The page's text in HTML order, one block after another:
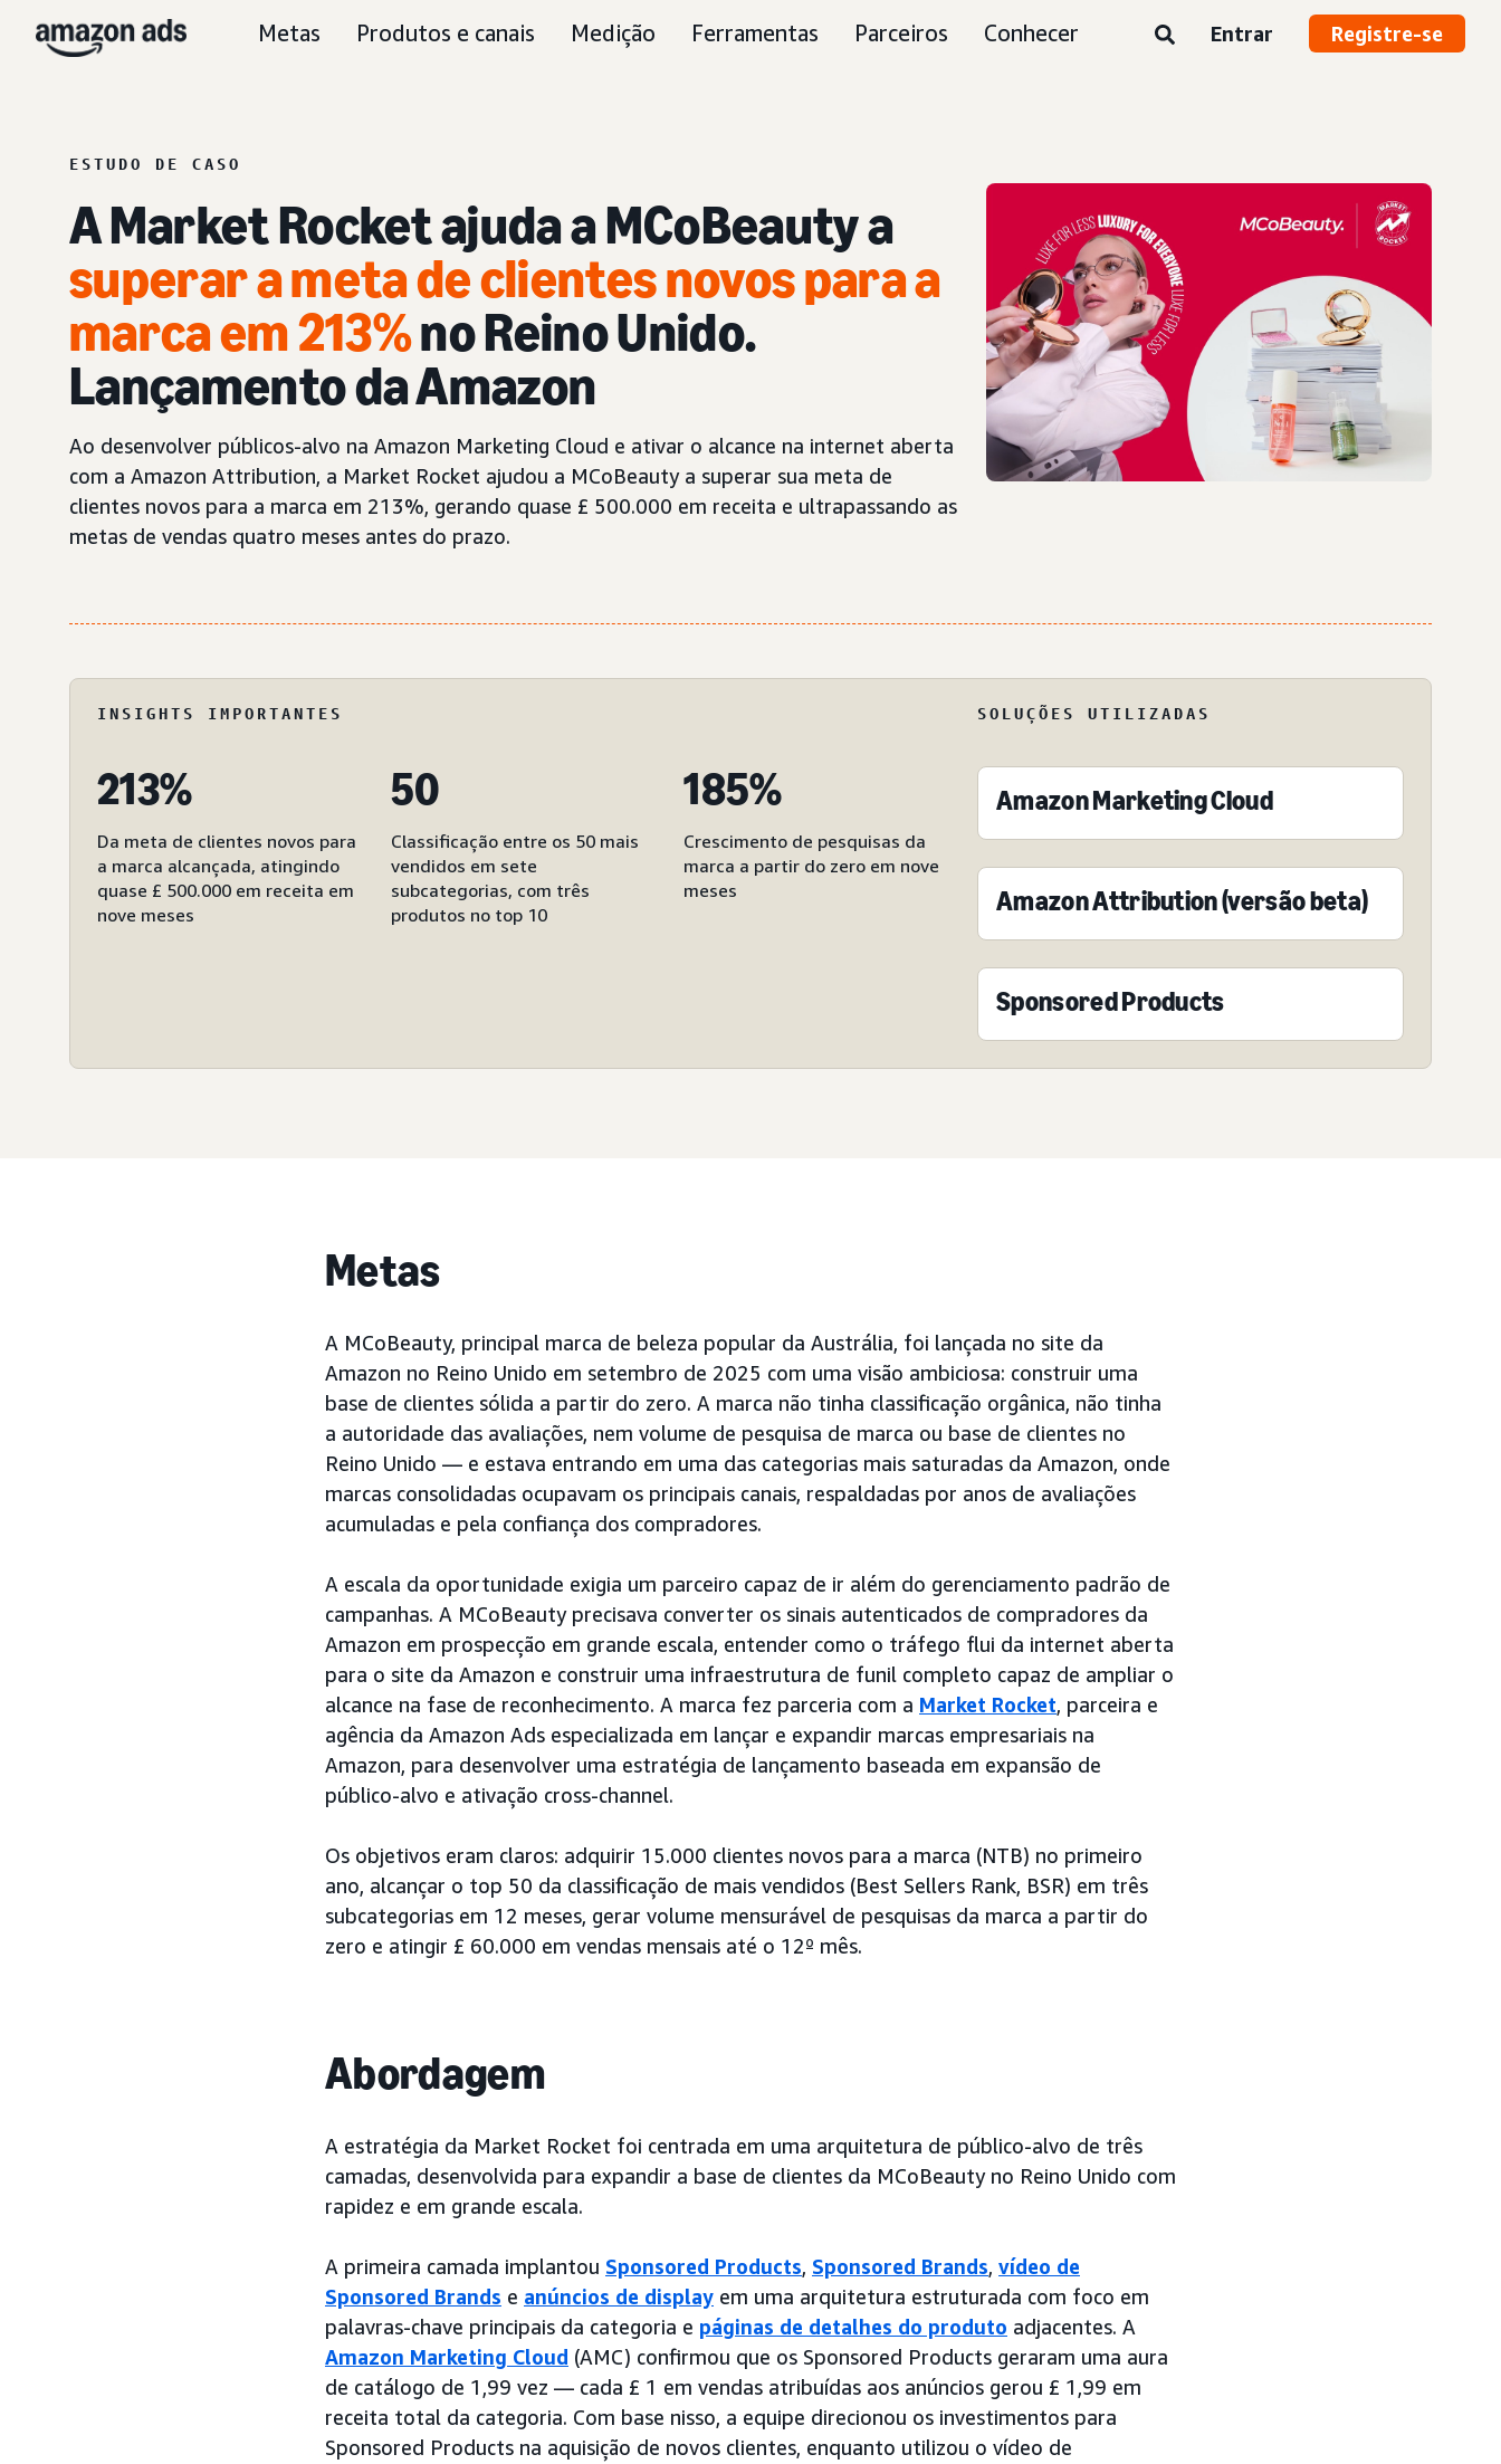
Metas Produtos e canais Medição Ferramentas Parceiros Conhecer Entrar Registre-se
ESTUDO DE CASO
A Market Rocket ajuda a MCoBeauty a
superar a meta de clientes novos para a
marca em 213%no Reino Unido.
Lançamento da Amazon
Ao desenvolver públicos-alvo na Amazon Marketing Cloud e ativar o alcance na internet aberta
com a Amazon Attribution, a Market Rocket ajudou a MCoBeauty a superar sua meta de
clientes novos para a marca em 213%, gerando quase £ 500.000 em receita e ultrapassando as
metas de vendas quatro meses antes do prazo.
INSIGHTS IMPORTANTES
213%
Da meta de clientes novos para
a marca alcançada, atingindo
quase £ 500.000 em receita em
nove meses
50
Classificação entre os 50 mais
vendidos em sete
subcategorias, com três
produtos no top 10
185%
Crescimento de pesquisas da
marca a partir do zero em nove
meses
SOLUÇÕES UTILIZADAS
Amazon Marketing Cloud
Amazon Attribution (versão beta)
Sponsored Products
Metas
A MCoBeauty, principal marca de beleza popular da Austrália, foi lançada no site da
Amazon no Reino Unido em setembro de 2025 com uma visão ambiciosa: construir uma
base de clientes sólida a partir do zero. A marca não tinha classificação orgânica, não tinha
a autoridade das avaliações, nem volume de pesquisa de marca ou base de clientes no
Reino Unido — e estava entrando em uma das categorias mais saturadas da Amazon, onde
marcas consolidadas ocupavam os principais canais, respaldadas por anos de avaliações
acumuladas e pela confiança dos compradores.
A escala da oportunidade exigia um parceiro capaz de ir além do gerenciamento padrão de
campanhas. A MCoBeauty precisava converter os sinais autenticados de compradores da
Amazon em prospecção em grande escala, entender como o tráfego flui da internet aberta
para o site da Amazon e construir uma infraestrutura de funil completo capaz de ampliar o
alcance na fase de reconhecimento. A marca fez parceria com a Market Rocket, parceira e
agência da Amazon Ads especializada em lançar e expandir marcas empresariais na
Amazon, para desenvolver uma estratégia de lançamento baseada em expansão de
público-alvo e ativação cross-channel.
Os objetivos eram claros: adquirir 15.000 clientes novos para a marca (NTB) no primeiro
ano, alcançar o top 50 da classificação de mais vendidos (Best Sellers Rank, BSR) em três
subcategorias em 12 meses, gerar volume mensurável de pesquisas da marca a partir do
zero e atingir £ 60.000 em vendas mensais até o 12º mês.
Abordagem
A estratégia da Market Rocket foi centrada em uma arquitetura de público-alvo de três
camadas, desenvolvida para expandir a base de clientes da MCoBeauty no Reino Unido com
rapidez e em grande escala.
A primeira camada implantou Sponsored Products, Sponsored Brands, vídeo de
Sponsored Brands e anúncios de display em uma arquitetura estruturada com foco em
palavras-chave principais da categoria e páginas de detalhes do produto adjacentes. A
Amazon Marketing Cloud (AMC) confirmou que os Sponsored Products geraram uma aura
de catálogo de 1,99 vez — cada £ 1 em vendas atribuídas aos anúncios gerou £ 1,99 em
receita total da categoria. Com base nisso, a equipe direcionou os investimentos para
Sponsored Products na aquisição de novos clientes, enquanto utilizou o vídeo de